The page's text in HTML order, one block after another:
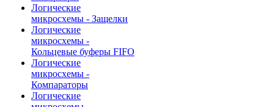
Логические
микросхемы - Защелки
Логические
микросхемы -
Кольцевые буферы FIFO
Логические
микросхемы -
Компараторы
Логические